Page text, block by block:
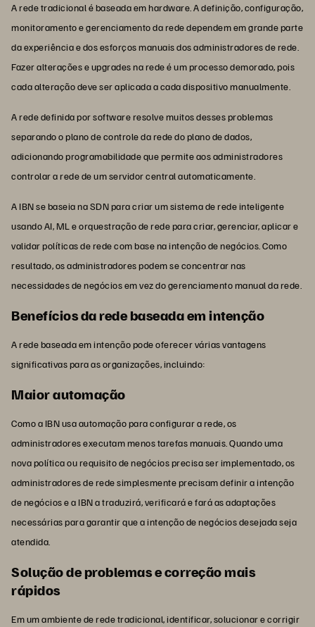
A rede tradicional é baseada em hardware. A definição, configuração,
monitoramento e gerenciamento da rede dependem em grande parte
da experiência e dos esforços manuais dos administradores de rede.
Fazer alterações e upgrades na rede é um processo demorado, pois
cada alteração deve ser aplicada a cada dispositivo manualmente.
A rede definida por software resolve muitos desses problemas
separando o plano de controle da rede do plano de dados,
adicionando programabilidade que permite aos administradores
controlar a rede de um servidor central automaticamente.
A IBN se baseia na SDN para criar um sistema de rede inteligente
usando AI, ML e orquestração de rede para criar, gerenciar, aplicar e
validar políticas de rede com base na intenção de negócios. Como
resultado, os administradores podem se concentrar nas
necessidades de negócios em vez do gerenciamento manual da rede.
Benefícios da rede baseada em intenção
A rede baseada em intenção pode oferecer várias vantagens
significativas para as organizações, incluindo:
Maior automação
Como a IBN usa automação para configurar a rede, os
administradores executam menos tarefas manuais. Quando uma
nova política ou requisito de negócios precisa ser implementado, os
administradores de rede simplesmente precisam definir a intenção
de negócios e a IBN a traduzirá, verificará e fará as adaptações
necessárias para garantir que a intenção de negócios desejada seja
atendida.
Solução de problemas e correção mais
rápidos
Em um ambiente de rede tradicional, identificar, solucionar e corrigir